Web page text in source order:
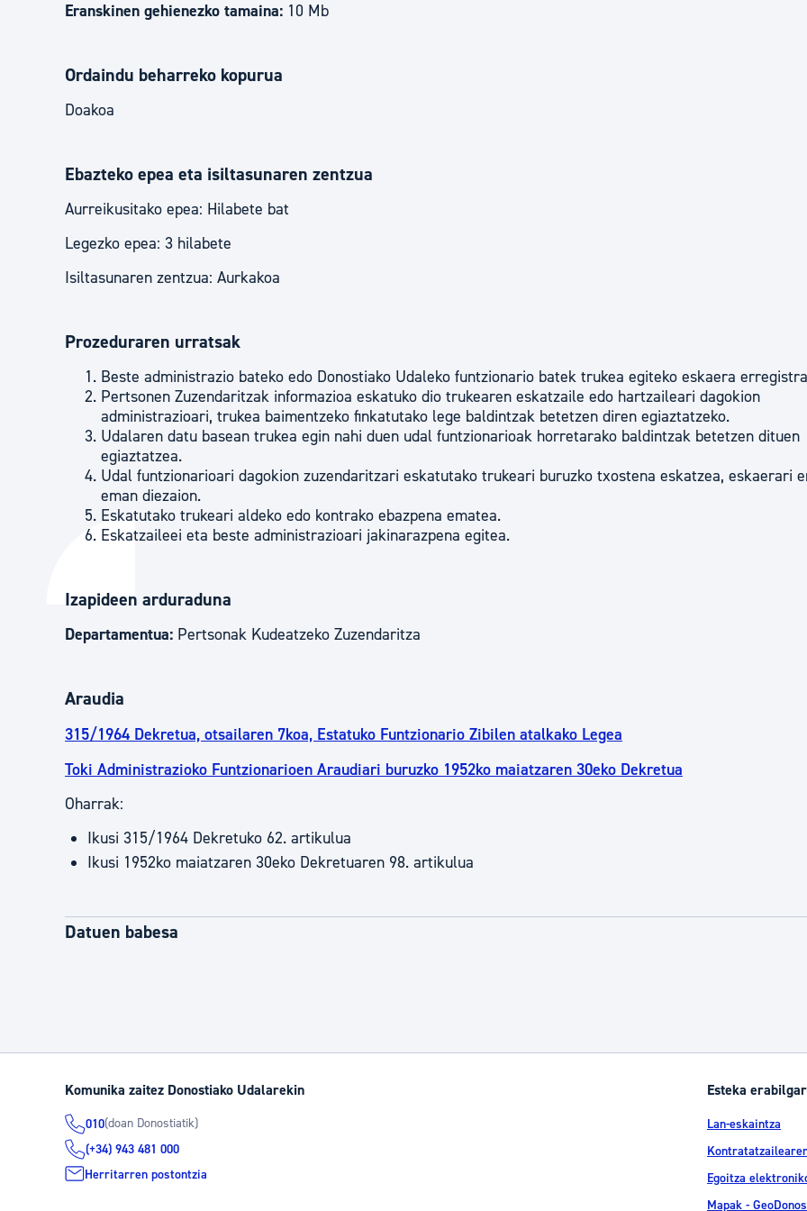
Eranskinen gehienezko tamaina: 10 Mb
Ordaindu beharreko kopurua
Doakoa
Ebazteko epea eta isiltasunaren zentzua
Aurreikusitako epea: Hilabete bat
Legezko epea: 3 hilabete
Isiltasunaren zentzua: Aurkakoa
Prozeduraren urratsak
Beste administrazio bateko edo Donostiako Udaleko funtzionario batek trukea egiteko eskaera
Pertsonen Zuzendaritzak informazioa eskatuko dio trukearen eskatzaile edo hartzaileari dagokion
administrazioari, trukea baimentzeko finkatutako lege baldintzak betetzen diren egiaztatzeko.
Udalaren datu basean trukea egin nahi duen udal funtzionarioak horretarako baldintzak betetzen dituen
egiaztatzea.
Udal funtzionarioari dagokion zuzendaritzari eskatutako trukeari buruzko txostena eskatzea, eskaerari
eman diezaion.
Eskatutako trukeari aldeko edo kontrako ebazpena ematea.
Eskatzaileei eta beste administrazioari jakinarazpena egitea.
Izapideen arduraduna
Departamentua: Pertsonak Kudeatzeko Zuzendaritza
Araudia
315/1964 Dekretua, otsailaren 7koa, Estatuko Funtzionario Zibilen atalkako Legea
Toki Administrazioko Funtzionarioen Araudiari buruzko 1952ko maiatzaren 30eko Dekretua
Oharrak:
Ikusi 315/1964 Dekretuko 62. artikulua
Ikusi 1952ko maiatzaren 30eko Dekretuaren 98. artikulua
Datuen babesa
Komunika zaitez Donostiako Udalarekin
010(doan Donostiatik)
(+34) 943 481 000
Herritarren postontzia
Esteka
Lan-eskaintza
Egoitza
Mapak -